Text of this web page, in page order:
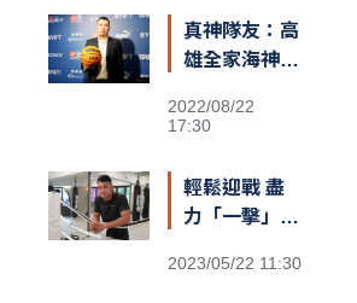
真神隊友：高
雄全家海神執
2022/08/22
17:30
輕鬆迎戰 盡
力「一擊」：
泰拳世界冠軍
2023/05/22 11:30